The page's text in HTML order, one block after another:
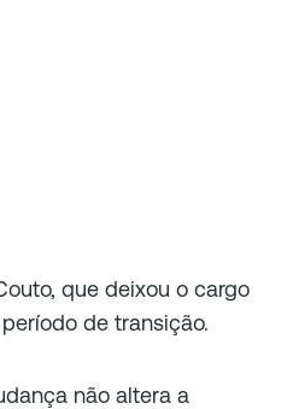
que deixou o cargo
de transição.
não altera a